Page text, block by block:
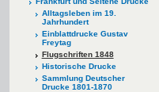
Alltagsleben im 19.
Jahrhundert
Einblattdrucke Gustav
Freytag
Flugschriften 1848
Historische Drucke
Sammlung Deutscher
Drucke 1801-1870